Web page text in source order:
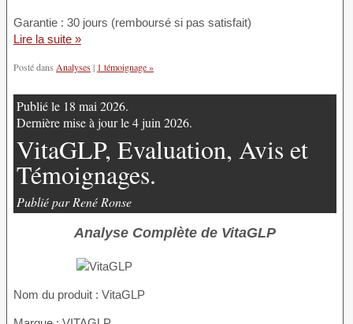
Garantie : 30 jours (remboursé si pas satisfait)
Lire la suite »
Posté dans Analyses| 1 témoignage »
Publié le 18 mai 2026.
Dernière mise à jour le 4 juin 2026.
VitaGLP, Evaluation, Avis et
Témoignages.
Publié par René Ronse
Analyse Complète de VitaGLP
Nom du produit : VitaGLP